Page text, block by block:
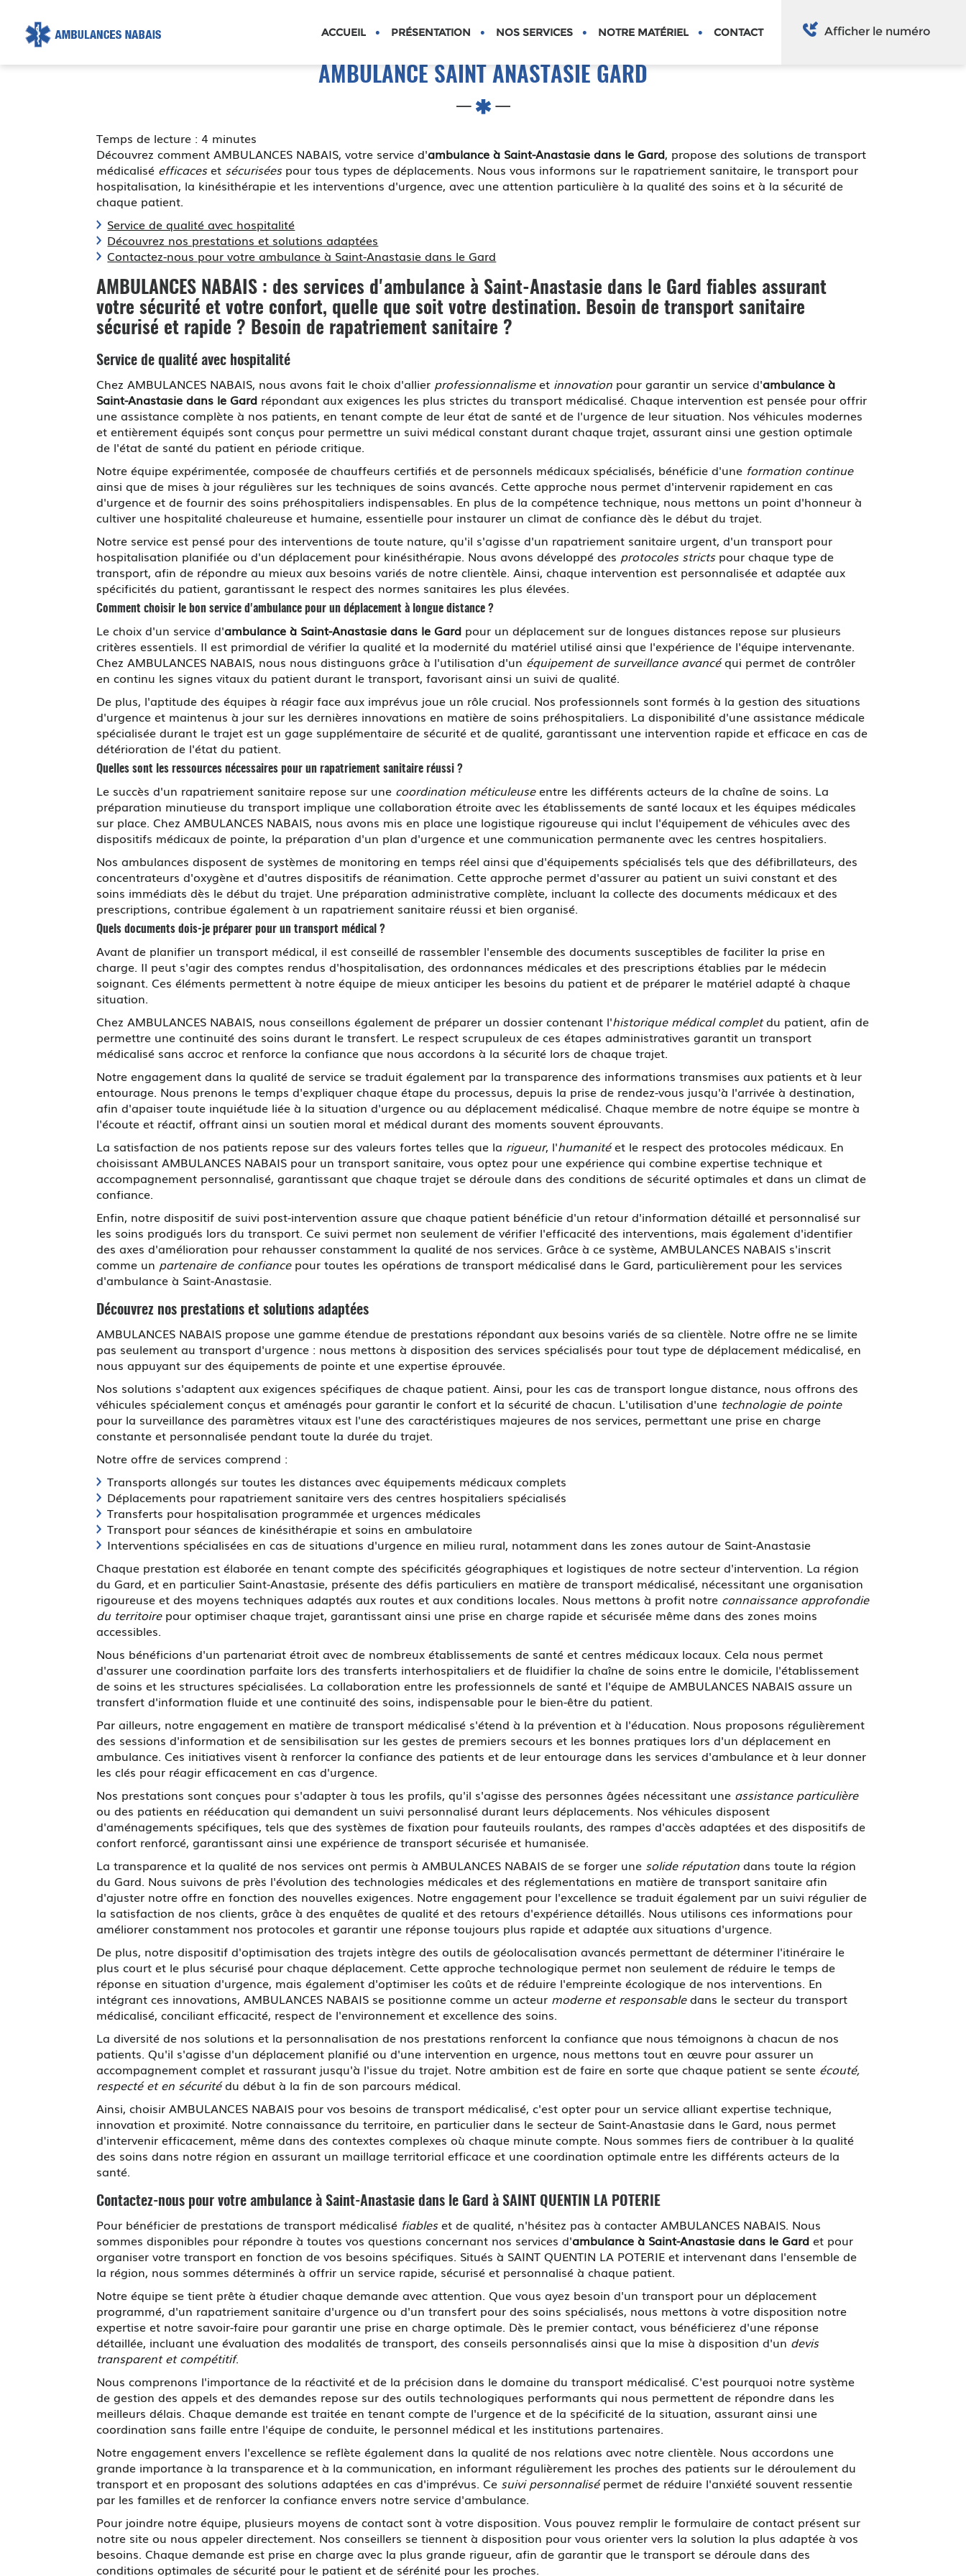
AMBULANCES
NABAIS
ACCUEIL PRÉSENTATION NOS SERVICES NOTRE MATÉRIEL CONTACT Afficher le numéro
AMBULANCE SAINT ANASTASIE GARD
Temps de lecture : 4 minutes
Découvrez comment AMBULANCES NABAIS, votre service d'ambulance à Saint-Anastasie dans le Gard, propose des solutions de transport
médicalisé efficaceset sécuriséespour tous types de déplacements. Nous vous informons sur le rapatriement sanitaire, le transport pour
hospitalisation, la kinésithérapie et les interventions d'urgence, avec une attention particulière à la qualité des soins et à la sécurité de
chaque patient.
Service de qualité avec hospitalité
Découvrez nos prestations et solutions adaptées
Contactez-nous pour votre ambulance à Saint-Anastasie dans le Gard
AMBULANCES NABAIS : des services d'ambulance à Saint-Anastasie dans le Gard fiables assurant
votre sécurité et votre confort, quelle que soit votre destination. Besoin de transport sanitaire
sécurisé et rapide ? Besoin de rapatriement sanitaire ?
Service de qualité avec hospitalité
Chez AMBULANCES NABAIS, nous avons fait le choix d'allier professionnalismeet innovation pour garantir un service d'ambulance à
Saint-Anastasie dans le Gard répondant aux exigences les plus strictes du transport médicalisé. Chaque intervention est pensée pour offrir
une assistance complète à nos patients, en tenant compte de leur état de santé et de l'urgence de leur situation. Nos véhicules modernes
et entièrement équipés sont conçus pour permettre un suivi médical constant durant chaque trajet, assurant ainsi une gestion optimale
de l'état de santé du patient en période critique.
Notre équipe expérimentée, composée de chauffeurs certifiés et de personnels médicaux spécialisés, bénéficie d'une formation continue
ainsi que de mises à jour régulières sur les techniques de soins avancés. Cette approche nous permet d'intervenir rapidement en cas
d'urgence et de fournir des soins préhospitaliers indispensables. En plus de la compétence technique, nous mettons un point d'honneur à
cultiver une hospitalité chaleureuse et humaine, essentielle pour instaurer un climat de confiance dès le début du trajet.
Notre service est pensé pour des interventions de toute nature, qu'il s'agisse d'un rapatriement sanitaire urgent, d'un transport pour
hospitalisation planifiée ou d'un déplacement pour kinésithérapie. Nous avons développé des protocoles strictspour chaque type de
transport, afin de répondre au mieux aux besoins variés de notre clientèle. Ainsi, chaque intervention est personnalisée et adaptée aux
spécificités du patient, garantissant le respect des normes sanitaires les plus élevées.
Comment choisir le bon service d'ambulance pour un déplacement à longue distance ?
Le choix d'un service d'ambulance à Saint-Anastasie dans le Gard pour un déplacement sur de longues distances repose sur plusieurs
critères essentiels. Il est primordial de vérifier la qualité et la modernité du matériel utilisé ainsi que l'expérience de l'équipe intervenante.
Chez AMBULANCES NABAIS, nous nous distinguons grâce à l'utilisation d'un équipement de surveillance avancéqui permet de contrôler
en continu les signes vitaux du patient durant le transport, favorisant ainsi un suivi de qualité.
De plus, l'aptitude des équipes à réagir face aux imprévus joue un rôle crucial. Nos professionnels sont formés à la gestion des situations
d'urgence et maintenus à jour sur les dernières innovations en matière de soins préhospitaliers. La disponibilité d'une assistance médicale
spécialisée durant le trajet est un gage supplémentaire de sécurité et de qualité, garantissant une intervention rapide et efficace en cas de
détérioration de l'état du patient.
Quelles sont les ressources nécessaires pour un rapatriement sanitaire réussi ?
Le succès d'un rapatriement sanitaire repose sur une coordination méticuleuseentre les différents acteurs de la chaîne de soins. La
préparation minutieuse du transport implique une collaboration étroite avec les établissements de santé locaux et les équipes médicales
sur place. Chez AMBULANCES NABAIS, nous avons mis en place une logistique rigoureuse qui inclut l'équipement de véhicules avec des
dispositifs médicaux de pointe, la préparation d'un plan d'urgence et une communication permanente avec les centres hospitaliers.
Nos ambulances disposent de systèmes de monitoring en temps réel ainsi que d'équipements spécialisés tels que des défibrillateurs, des
concentrateurs d'oxygène et d'autres dispositifs de réanimation. Cette approche permet d'assurer au patient un suivi constant et des
soins immédiats dès le début du trajet. Une préparation administrative complète, incluant la collecte des documents médicaux et des
prescriptions, contribue également à un rapatriement sanitaire réussi et bien organisé.
Quels documents dois-je préparer pour un transport médical ?
Avant de planifier un transport médical, il est conseillé de rassembler l'ensemble des documents susceptibles de faciliter la prise en
charge. Il peut s'agir des comptes rendus d'hospitalisation, des ordonnances médicales et des prescriptions établies par le médecin
soignant. Ces éléments permettent à notre équipe de mieux anticiper les besoins du patient et de préparer le matériel adapté à chaque
situation.
Chez AMBULANCES NABAIS, nous conseillons également de préparer un dossier contenant l'historique médical completdu patient, afin de
permettre une continuité des soins durant le transfert. Le respect scrupuleux de ces étapes administratives garantit un transport
médicalisé sans accroc et renforce la confiance que nous accordons à la sécurité lors de chaque trajet.
Notre engagement dans la qualité de service se traduit également par la transparence des informations transmises aux patients et à leur
entourage. Nous prenons le temps d'expliquer chaque étape du processus, depuis la prise de rendez-vous jusqu'à l'arrivée à destination,
afin d'apaiser toute inquiétude liée à la situation d'urgence ou au déplacement médicalisé. Chaque membre de notre équipe se montre à
l'écoute et réactif, offrant ainsi un soutien moral et médical durant des moments souvent éprouvants.
La satisfaction de nos patients repose sur des valeurs fortes telles que la rigueur, l'humanitéet le respect des protocoles médicaux. En
choisissant AMBULANCES NABAIS pour un transport sanitaire, vous optez pour une expérience qui combine expertise technique et
accompagnement personnalisé, garantissant que chaque trajet se déroule dans des conditions de sécurité optimales et dans un climat de
confiance.
Enfin, notre dispositif de suivi post-intervention assure que chaque patient bénéficie d'un retour d'information détaillé et personnalisé sur
les soins prodigués lors du transport. Ce suivi permet non seulement de vérifier l'efficacité des interventions, mais également d'identifier
des axes d'amélioration pour rehausser constamment la qualité de nos services. Grâce à ce système, AMBULANCES NABAIS s'inscrit
comme un partenaire de confiancepour toutes les opérations de transport médicalisé dans le Gard, particulièrement pour les services
d'ambulance à Saint-Anastasie.
Découvrez nos prestations et solutions adaptées
AMBULANCES NABAIS propose une gamme étendue de prestations répondant aux besoins variés de sa clientèle. Notre offre ne se limite
pas seulement au transport d'urgence : nous mettons à disposition des services spécialisés pour tout type de déplacement médicalisé, en
nous appuyant sur des équipements de pointe et une expertise éprouvée.
Nos solutions s'adaptent aux exigences spécifiques de chaque patient. Ainsi, pour les cas de transport longue distance, nous offrons des
véhicules spécialement conçus et aménagés pour garantir le confort et la sécurité de chacun. L'utilisation d'une technologie de pointe
pour la surveillance des paramètres vitaux est l'une des caractéristiques majeures de nos services, permettant une prise en charge
constante et personnalisée pendant toute la durée du trajet.
Notre offre de services comprend :
Transports allongés sur toutes les distances avec équipements médicaux complets
Déplacements pour rapatriement sanitaire vers des centres hospitaliers spécialisés
Transferts pour hospitalisation programmée et urgences médicales
Transport pour séances de kinésithérapie et soins en ambulatoire
Interventions spécialisées en cas de situations d'urgence en milieu rural, notamment dans les zones autour de Saint-Anastasie
Chaque prestation est élaborée en tenant compte des spécificités géographiques et logistiques de notre secteur d'intervention. La région
du Gard, et en particulier Saint-Anastasie, présente des défis particuliers en matière de transport médicalisé, nécessitant une organisation
rigoureuse et des moyens techniques adaptés aux routes et aux conditions locales. Nous mettons à profit notre connaissance approfondie
du territoirepour optimiser chaque trajet, garantissant ainsi une prise en charge rapide et sécurisée même dans des zones moins
accessibles.
Nous bénéficions d'un partenariat étroit avec de nombreux établissements de santé et centres médicaux locaux. Cela nous permet
d'assurer une coordination parfaite lors des transferts interhospitaliers et de fluidifier la chaîne de soins entre le domicile, l'établissement
de soins et les structures spécialisées. La collaboration entre les professionnels de santé et l'équipe de AMBULANCES NABAIS assure un
transfert d'information fluide et une continuité des soins, indispensable pour le bien-être du patient.
Par ailleurs, notre engagement en matière de transport médicalisé s'étend à la prévention et à l'éducation. Nous proposons régulièrement
des sessions d'information et de sensibilisation sur les gestes de premiers secours et les bonnes pratiques lors d'un déplacement en
ambulance. Ces initiatives visent à renforcer la confiance des patients et de leur entourage dans les services d'ambulance et à leur donner
les clés pour réagir efficacement en cas d'urgence.
Nos prestations sont conçues pour s'adapter à tous les profils, qu'il s'agisse des personnes âgées nécessitant une assistance particulière
ou des patients en rééducation qui demandent un suivi personnalisé durant leurs déplacements. Nos véhicules disposent
d'aménagements spécifiques, tels que des systèmes de fixation pour fauteuils roulants, des rampes d'accès adaptées et des dispositifs de
confort renforcé, garantissant ainsi une expérience de transport sécurisée et humanisée.
La transparence et la qualité de nos services ont permis à AMBULANCES NABAIS de se forger une solide réputation dans toute la région
du Gard. Nous suivons de près l'évolution des technologies médicales et des réglementations en matière de transport sanitaire afin
d'ajuster notre offre en fonction des nouvelles exigences. Notre engagement pour l'excellence se traduit également par un suivi régulier de
la satisfaction de nos clients, grâce à des enquêtes de qualité et des retours d'expérience détaillés. Nous utilisons ces informations pour
améliorer constamment nos protocoles et garantir une réponse toujours plus rapide et adaptée aux situations d'urgence.
De plus, notre dispositif d'optimisation des trajets intègre des outils de géolocalisation avancés permettant de déterminer l'itinéraire le
plus court et le plus sécurisé pour chaque déplacement. Cette approche technologique permet non seulement de réduire le temps de
réponse en situation d'urgence, mais également d'optimiser les coûts et de réduire l'empreinte écologique de nos interventions. En
intégrant ces innovations, AMBULANCES NABAIS se positionne comme un acteur moderne et responsabledans le secteur du transport
médicalisé, conciliant efficacité, respect de l'environnement et excellence des soins.
La diversité de nos solutions et la personnalisation de nos prestations renforcent la confiance que nous témoignons à chacun de nos
patients. Qu'il s'agisse d'un déplacement planifié ou d'une intervention en urgence, nous mettons tout en œuvre pour assurer un
accompagnement complet et rassurant jusqu'à l'issue du trajet. Notre ambition est de faire en sorte que chaque patient se sente écouté,
respecté et en sécuritédu début à la fin de son parcours médical.
Ainsi, choisir AMBULANCES NABAIS pour vos besoins de transport médicalisé, c'est opter pour un service alliant expertise technique,
innovation et proximité. Notre connaissance du territoire, en particulier dans le secteur de Saint-Anastasie dans le Gard, nous permet
d'intervenir efficacement, même dans des contextes complexes où chaque minute compte. Nous sommes fiers de contribuer à la qualité
des soins dans notre région en assurant un maillage territorial efficace et une coordination optimale entre les différents acteurs de la
santé.
Contactez-nous pour votreambulance à Saint-Anastasie dans le Gard à SAINT QUENTIN LA POTERIE
Pour bénéficier de prestations de transport médicalisé fiableset de qualité, n'hésitez pas à contacter AMBULANCES NABAIS. Nous
sommes disponibles pour répondre à toutes vos questions concernant nos services d'ambulance à Saint-Anastasie dans le Gard et pour
organiser votre transport en fonction de vos besoins spécifiques. Situés à SAINT QUENTIN LA POTERIE et intervenant dans l'ensemble de
la région, nous sommes déterminés à offrir un service rapide, sécurisé et personnalisé à chaque patient.
Notre équipe se tient prête à étudier chaque demande avec attention. Que vous ayez besoin d'un transport pour un déplacement
programmé, d'un rapatriement sanitaire d'urgence ou d'un transfert pour des soins spécialisés, nous mettons à votre disposition notre
expertise et notre savoir-faire pour garantir une prise en charge optimale. Dès le premier contact, vous bénéficierez d'une réponse
détaillée, incluant une évaluation des modalités de transport, des conseils personnalisés ainsi que la mise à disposition d'un devis
transparent et compétitif.
Nous comprenons l'importance de la réactivité et de la précision dans le domaine du transport médicalisé. C'est pourquoi notre système
de gestion des appels et des demandes repose sur des outils technologiques performants qui nous permettent de répondre dans les
meilleurs délais. Chaque demande est traitée en tenant compte de l'urgence et de la spécificité de la situation, assurant ainsi une
coordination sans faille entre l'équipe de conduite, le personnel médical et les institutions partenaires.
Notre engagement envers l'excellence se reflète également dans la qualité de nos relations avec notre clientèle. Nous accordons une
grande importance à la transparence et à la communication, en informant régulièrement les proches des patients sur le déroulement du
transport et en proposant des solutions adaptées en cas d'imprévus. Ce suivi personnalisépermet de réduire l'anxiété souvent ressentie
par les familles et de renforcer la confiance envers notre service d'ambulance.
Pour joindre notre équipe, plusieurs moyens de contact sont à votre disposition. Vous pouvez remplir le formulaire de contact présent sur
notre site ou nous appeler directement. Nos conseillers se tiennent à disposition pour vous orienter vers la solution la plus adaptée à vos
besoins. Chaque demande est prise en charge avec la plus grande rigueur, afin de garantir que le transport se déroule dans des
conditions optimales de sécurité pour le patient et de sérénité pour les proches.